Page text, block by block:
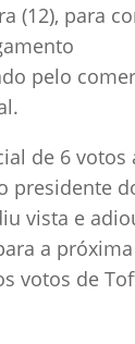
(12), para
pelo
de 6 votos
presidente
vista e
a
votos de